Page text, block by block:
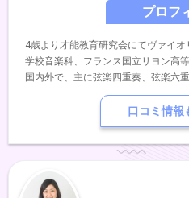
プロフ
4歳より才能教育研究会にてヴァイ
学校音楽科、フランス国立リヨン高
国内外で、主に弦楽四重奏、弦楽六
トに出演。帰国後初のリサイタル開
ター、マリンバ、箏、ガムラン、舞
や、室内楽コンサートでの演奏活動
ストラでの客演、室内合奏団、弦楽
口コミ情報